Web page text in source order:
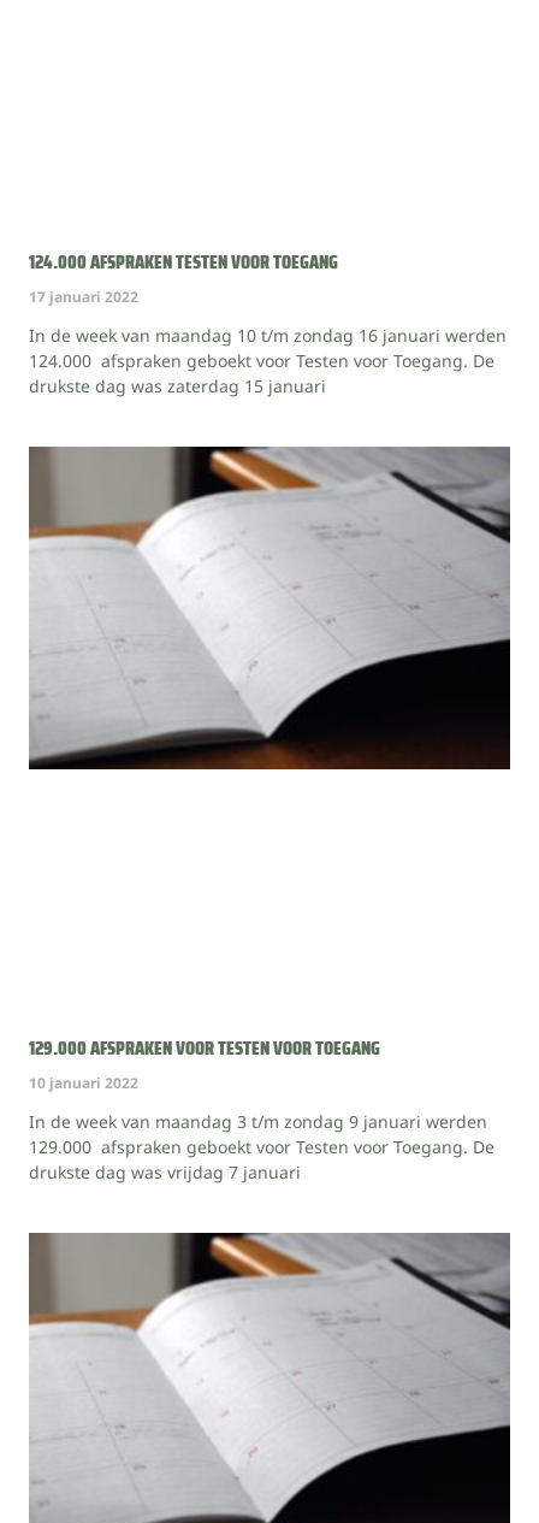
124.000 AFSPRAKEN TESTEN VOOR TOEGANG
17 januari 2022
In de week van maandag 10 t/m zondag 16 januari werden
124.000 afspraken geboekt voor Testen voor Toegang. De
drukste dag was zaterdag 15 januari
129.000 AFSPRAKEN VOOR TESTEN VOOR TOEGANG
10 januari 2022
In de week van maandag 3 t/m zondag 9 januari werden
129.000 afspraken geboekt voor Testen voor Toegang. De
drukste dag was vrijdag 7 januari